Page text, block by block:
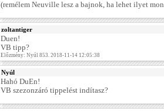
(remélem Neuville lesz a bajnok, ha lehet ilyet
zoltantiger
Duen!
VB tipp?
Előzmény: Nyúl 853. 2018-11-14 12:05:38
Nyúl
Hahó DuEn!
VB szezonzáró tippelést indítasz?